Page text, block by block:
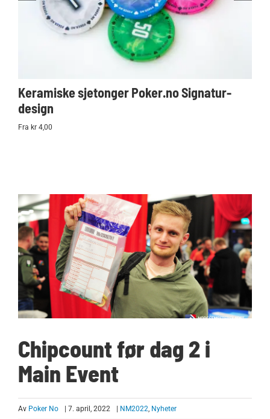
Keramiske sjetonger Poker.no Signatur-
design
Fra kr 4,00
Chipcount før dag 2 i
Main Event
Av Poker No | 7. april, 2022 NM2022, Nyheter